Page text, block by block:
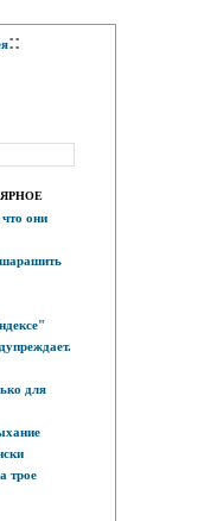
::
они
для
трое